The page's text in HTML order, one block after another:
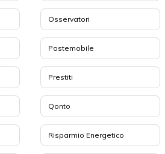
Osservatori
Postemobile
Prestiti
Qonto
Risparmio Energetico